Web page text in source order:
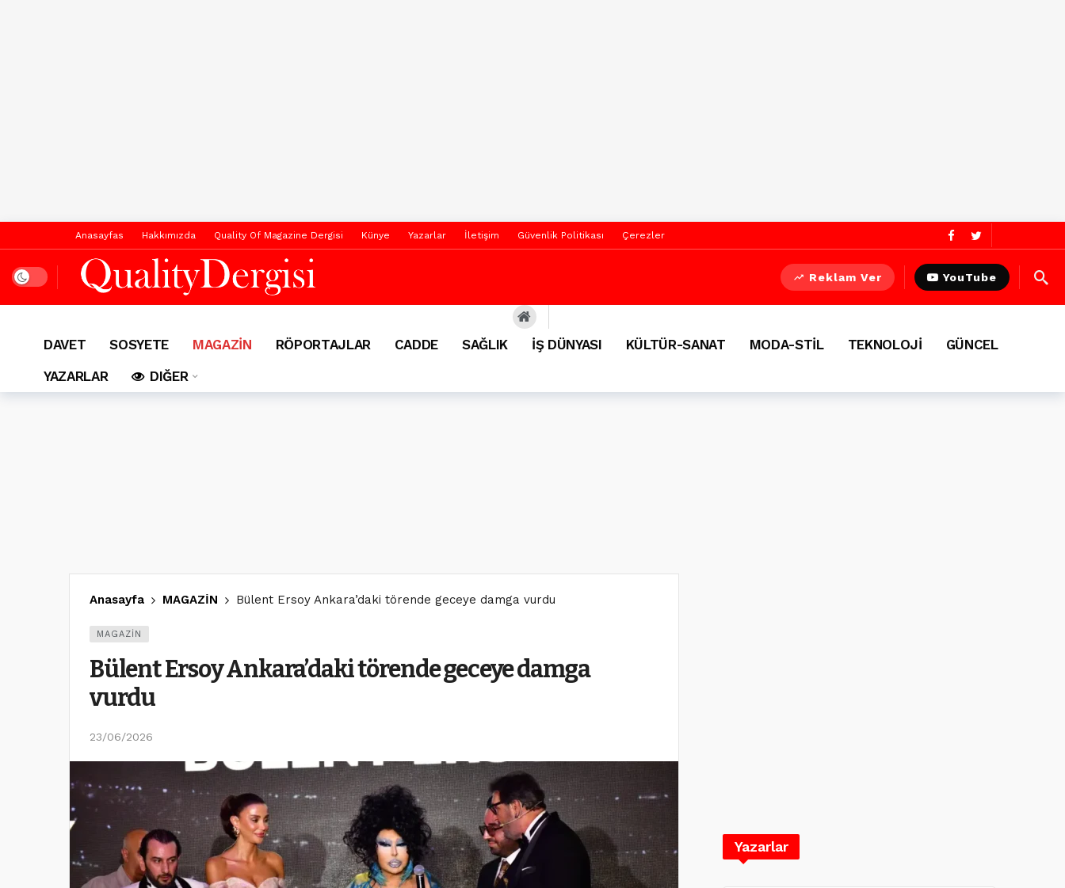
Anasayfas Hakkımızda Quality Of Magazine Dergisi Künye Yazarlar İletişim Güvenlik Politikası Çerezler
Dark mode Reklam Ver YouTube
DAVET SOSYETE MAGAZİN RÖPORTAJLAR CADDE SAĞLIK İŞ DÜNYASI KÜLTÜR-SANAT MODA-STİL TEKNOLOJİ
GÜNCEL
YAZARLAR
DIĞER
Anasayfa MAGAZİN Bülent Ersoy Ankara’daki törende geceye damga vurdu
MAGAZİN
Bülent Ersoy Ankara’daki törende geceye damga
vurdu
23/06/2026
Yazarlar